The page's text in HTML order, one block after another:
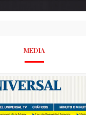
MEDIA